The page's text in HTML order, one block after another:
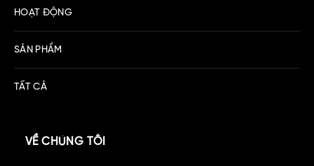
HOẠT ĐỘNG
SẢN PHẨM
TẤT CẢ
VỀ CHÚNG TÔI